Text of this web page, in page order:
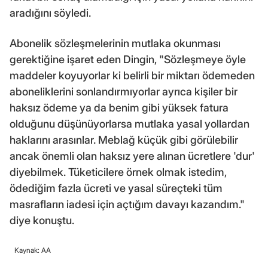
aradığını söyledi.
Abonelik sözleşmelerinin mutlaka okunması
gerektiğine işaret eden Dingin, "Sözleşmeye öyle
maddeler koyuyorlar ki belirli bir miktarı ödemeden
aboneliklerini sonlandırmıyorlar ayrıca kişiler bir
haksız ödeme ya da benim gibi yüksek fatura
olduğunu düşünüyorlarsa mutlaka yasal yollardan
haklarını arasınlar. Meblağ küçük gibi görülebilir
ancak önemli olan haksız yere alınan ücretlere 'dur'
diyebilmek. Tüketicilere örnek olmak istedim,
ödediğim fazla ücreti ve yasal süreçteki tüm
masrafların iadesi için açtığım davayı kazandım."
diye konuştu.
Kaynak: AA